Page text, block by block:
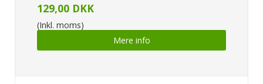
129,00 DKK
(Inkl. moms)
Mere info